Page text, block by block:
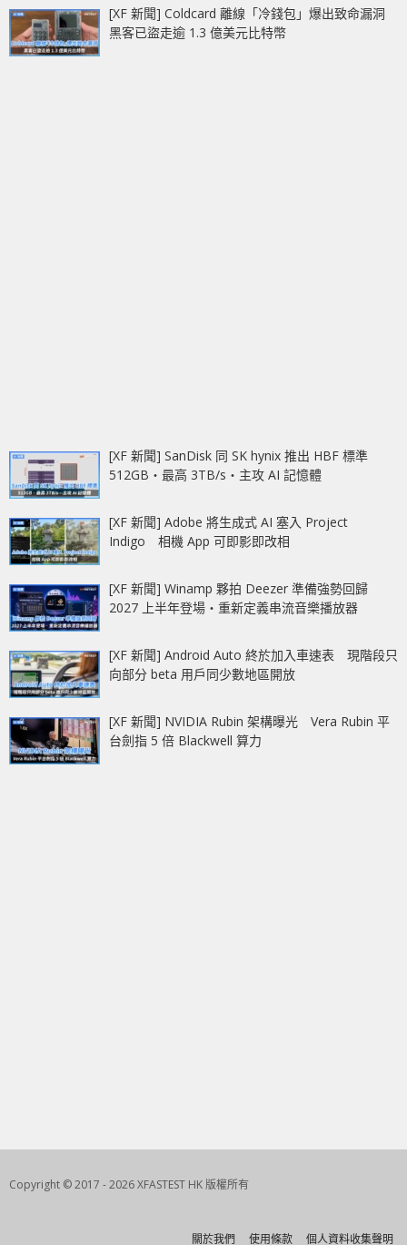
[XF 新聞] Coldcard 離線「冷錢包」爆出致命漏洞
黑客已盜走逾 1.3 億美元比特幣
[XF 新聞] SanDisk 同 SK hynix 推出 HBF 標準
512GB‧最高 3TB/s‧主攻 AI 記憶體
[XF 新聞] Adobe 將生成式 AI 塞入 Project
Indigo 相機 App 可即影即改相
[XF 新聞] Winamp 夥拍 Deezer 準備強勢回歸
2027 上半年登場‧重新定義串流音樂播放器
[XF 新聞] Android Auto 終於加入車速表 現階段只
向部分 beta 用戶同少數地區開放
[XF 新聞] NVIDIA Rubin 架構曝光 Vera Rubin 平
台劍指 5 倍 Blackwell 算力
Copyright © 2017 - 2026 XFASTEST HK 版權所有
關於我們 使用條款 個人資料收集聲明